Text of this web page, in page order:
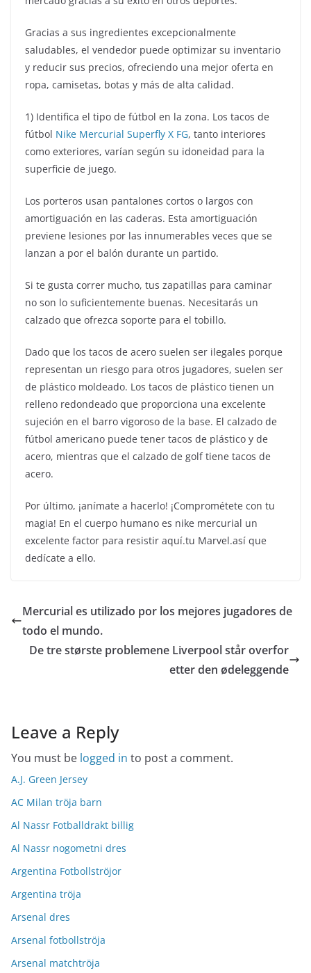
Gracias a sus ingredientes excepcionalmente
saludables, el vendedor puede optimizar su inventario
y reducir sus precios, ofreciendo una mejor oferta en
ropa, camisetas, botas y más de alta calidad.
1) Identifica el tipo de fútbol en la zona. Los tacos de
fútbol Nike Mercurial Superfly X FG, tanto interiores
como exteriores, varían según su idoneidad para la
superficie de juego.
Los porteros usan pantalones cortos o largos con
amortiguación en las caderas. Esta amortiguación
previene lesiones por las innumerables veces que se
lanzan a por el balón durante un partido.
Si te gusta correr mucho, tus zapatillas para caminar
no son lo suficientemente buenas. Necesitarás un
calzado que ofrezca soporte para el tobillo.
Dado que los tacos de acero suelen ser ilegales porque
representan un riesgo para otros jugadores, suelen ser
de plástico moldeado. Los tacos de plástico tienen un
relleno redondeado que proporciona una excelente
sujeción en el barro vigoroso de la base. El calzado de
fútbol americano puede tener tacos de plástico y de
acero, mientras que el calzado de golf tiene tacos de
acero.
Por último, ¡anímate a hacerlo! ¡Comprométete con tu
magia! En el cuerpo humano es nike mercurial un
excelente factor para resistir aquí.tu Marvel.así que
dedícate a ello.
Mercurial es utilizado por los mejores jugadores de
todo el mundo.
De tre største problemene Liverpool står overfor
etter den ødeleggende
Leave a Reply
You must be logged in to post a comment.
A.J. Green Jersey
AC Milan tröja barn
Al Nassr Fotballdrakt billig
Al Nassr nogometni dres
Argentina Fotbollströjor
Argentina tröja
Arsenal dres
Arsenal fotbollströja
Arsenal matchtröja